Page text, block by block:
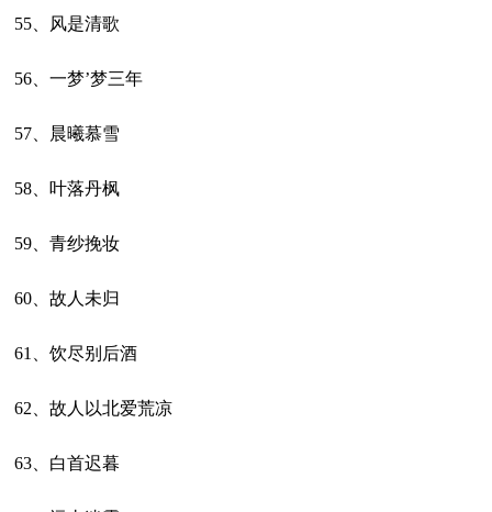
55、风是清歌
56、一梦’梦三年
57、晨曦慕雪
58、叶落丹枫
59、青纱挽妆
60、故人未归
61、饮尽别后酒
62、故人以北爱荒凉
63、白首迟暮